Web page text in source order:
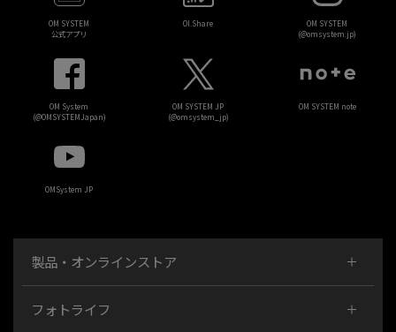
OM SYSTEM
公式アプリ
OI.Share
OM SYSTEM
(@omsystem.jp)
OM System
(@OMSYSTEMJapan)
OM SYSTEM JP
(@omsystem_jp)
OM SYSTEM note
OMSystem JP
製品・オンラインストア
フォトライフ